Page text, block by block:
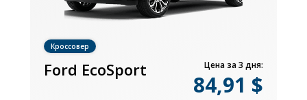
Кроссовер
Ford EcoSport Цена за 3 дня:
84,91 $